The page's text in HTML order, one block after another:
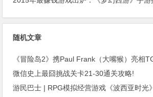
随机文章
微信史上最囧挑战关卡21-30通关攻略!
游民巴士 | RPG模拟经营游戏《波西亚时光》